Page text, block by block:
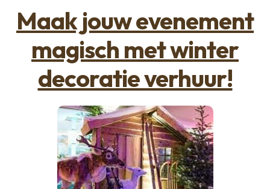
Maak jouw evenement
magisch met winter
decoratie verhuur!